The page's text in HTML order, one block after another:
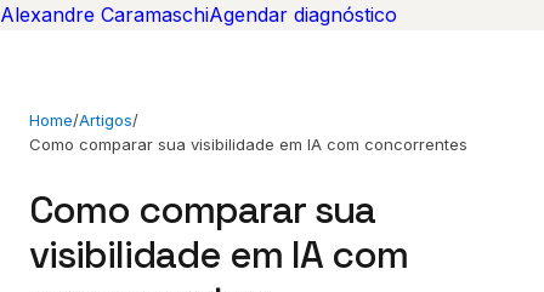
Alexandre CaramaschiAgendar diagnóstico
Home/Artigos/
Como comparar sua visibilidade em IA com concorrentes
Como comparar sua
visibilidade em IA com